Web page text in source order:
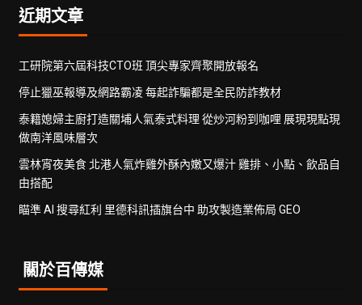
近期文章
工研院第六屆科技CTO班 頂尖專家齊聚開放報名
停止獵巫報導及網路霸凌 每起詐騙都是全民防詐教材
泰籍媳婦主廚打造關埔人氣泰式料理 從炒河粉到咖哩 展現現點現
做南洋風味層次
雲林宵夜美食 北港人氣炸雞外酥內嫩又爆汁 雞排、小點、飲品自
由搭配
瞄準 AI 搜尋紅利 里德科訊插旗台中 助攻製造業佈局 GEO
關於百傳媒